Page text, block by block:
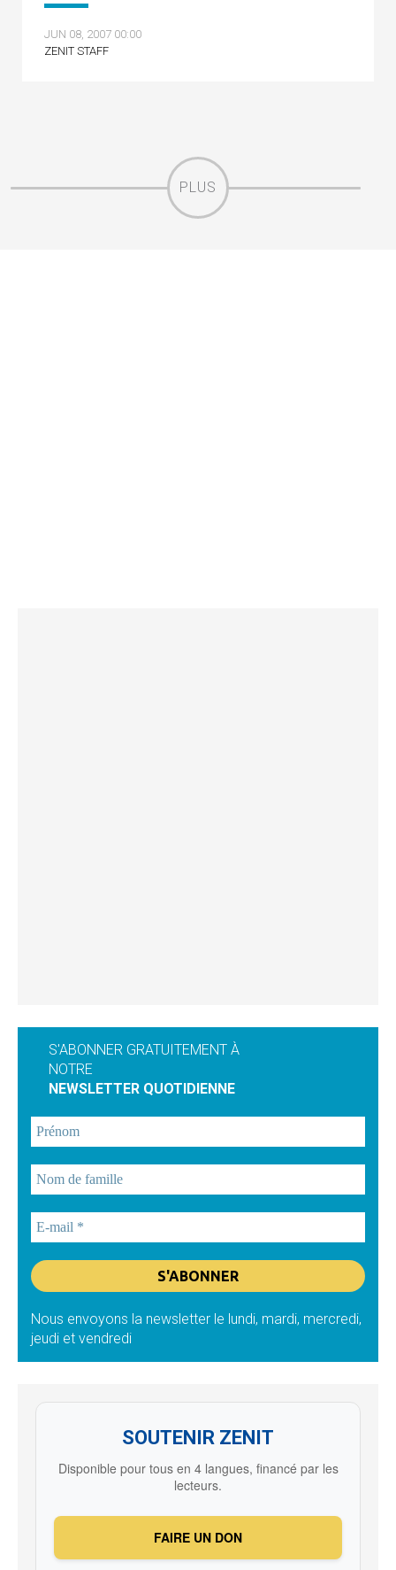
JUN 08, 2007 00:00
ZENIT STAFF
PLUS
S'ABONNER GRATUITEMENT À
NOTRE
NEWSLETTER QUOTIDIENNE
Nous envoyons la newsletter le lundi, mardi, mercredi,
jeudi et vendredi
SOUTENIR ZENIT
Disponible pour tous en 4 langues, financé par les
lecteurs.
FAIRE UN DON